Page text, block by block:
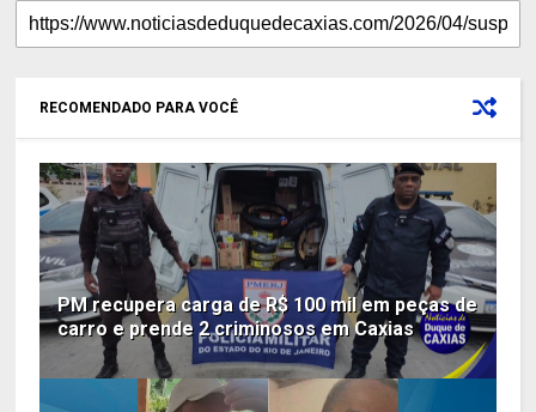
RECOMENDADO PARA VOCÊ
PM recupera carga de R$ 100 mil em peças de
carro e prende 2 criminosos em Caxias